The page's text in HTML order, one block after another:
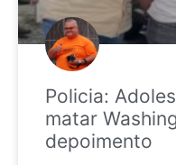
Policia:
matar
depoimento